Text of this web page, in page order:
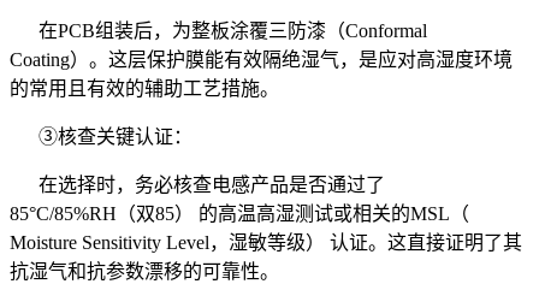
在PCB组装后，为整板涂覆三防漆（Conformal
Coating）。这层保护膜能有效隔绝湿气，是应对高湿度环境
的常用且有效的辅助工艺措施。
③核查关键认证：
在选择时，务必核查电感产品是否通过了
85°C/85%RH（双85） 的高温高湿测试或相关的MSL（
Moisture Sensitivity Level，湿敏等级） 认证。这直接证明了其
抗湿气和抗参数漂移的可靠性。